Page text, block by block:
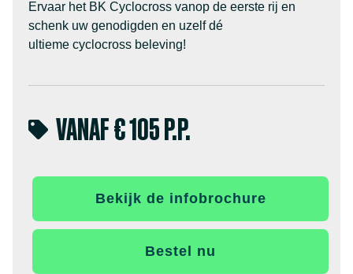
Ervaar het BK Cyclocross vanop de eerste rij en
schenk uw genodigden en uzelf dé
ultieme cyclocross beleving!
VANAF € 105 P.P.
Bekijk de infobrochure
Bestel nu